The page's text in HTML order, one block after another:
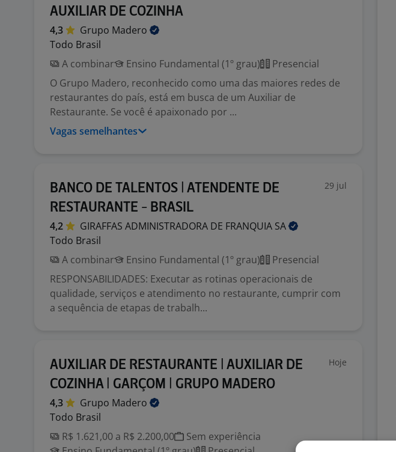
AUXILIAR DE COZINHA
4,3 Grupo Madero
Todo Brasil
A combinar
Ensino Fundamental (1º grau)
Presencial
O Grupo Madero, reconhecido como uma das maiores redes de
restaurantes do país, está em busca de um Auxiliar de
Restaurante. Se você é apaixonado por ...
Vagas semelhantes
BANCO DE TALENTOS | ATENDENTE DE
RESTAURANTE - BRASIL
29 jul
4,2 GIRAFFAS ADMINISTRADORA DE FRANQUIA SA
Todo Brasil
A combinar
Ensino Fundamental (1º grau)
Presencial
RESPONSABILIDADES: Executar as rotinas operacionais de
qualidade, serviços e atendimento no restaurante, cumprir com
a sequência de etapas de trabalh...
AUXILIAR DE RESTAURANTE | AUXILIAR DE
COZINHA | GARÇOM | GRUPO MADERO
Hoje
4,3 Grupo Madero
Todo Brasil
R$ 1.621,00 a R$ 2.200,00
Sem experiência